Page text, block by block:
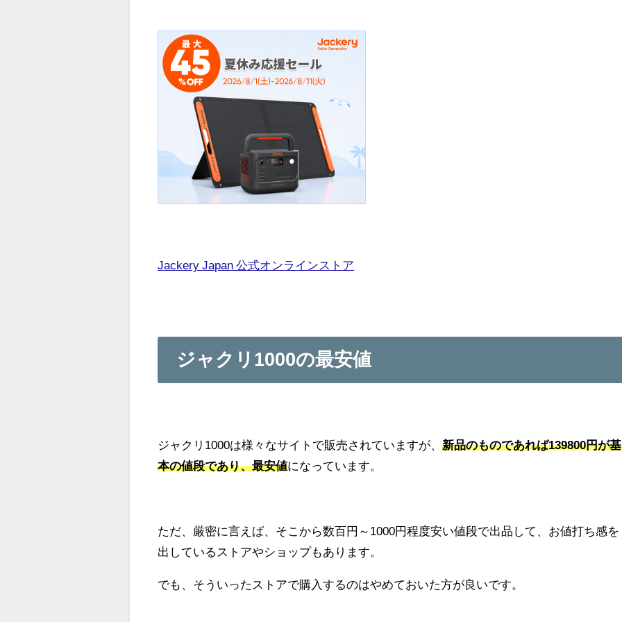
Jackery Japan 公式オンラインストア
ジャクリ1000の最安値
ジャクリ1000は様々なサイトで販売されていますが、新品のものであれば139800円が基
本の値段であり、最安値になっています。
ただ、厳密に言えば、そこから数百円～1000円程度安い値段で出品して、お値打ち感を
出しているストアやショップもあります。
でも、そういったストアで購入するのはやめておいた方が良いです。